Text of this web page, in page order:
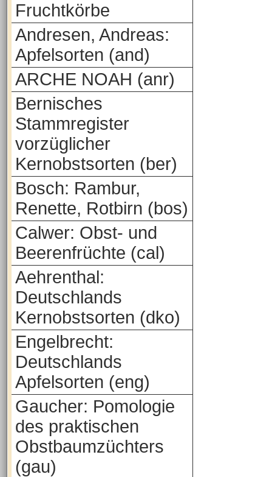
Fruchtkörbe
Andresen, Andreas:
Apfelsorten (and)
ARCHE NOAH (anr)
Bernisches
Stammregister
vorzüglicher
Kernobstsorten (ber)
Bosch: Rambur,
Renette, Rotbirn (bos)
Calwer: Obst- und
Beerenfrüchte (cal)
Aehrenthal:
Deutschlands
Kernobstsorten (dko)
Engelbrecht:
Deutschlands
Apfelsorten (eng)
Gaucher: Pomologie
des praktischen
Obstbaumzüchters
(gau)